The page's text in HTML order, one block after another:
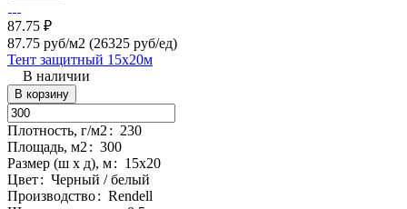
87.75 ₽
87.75 руб/м2 (26325 руб/eд)
Тент защитный 15х20м
В наличии
В корзину
Плотность, г/м2: 230
Площадь, м2: 300
Размер (ш х д), м: 15х20
Цвет: Черный / белый
Производство: Rendell